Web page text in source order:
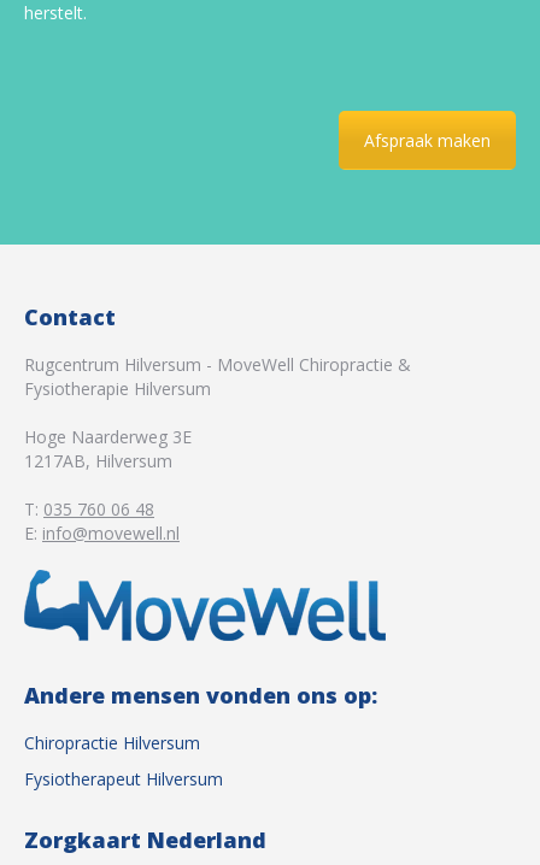
herstelt.
Afspraak maken
Contact
Rugcentrum Hilversum - MoveWell Chiropractie &
Fysiotherapie Hilversum
Hoge Naarderweg 3E
1217AB, Hilversum
T: 035 760 06 48
E: info@movewell.nl
Andere mensen vonden ons op:
Chiropractie Hilversum
Fysiotherapeut Hilversum
Zorgkaart Nederland